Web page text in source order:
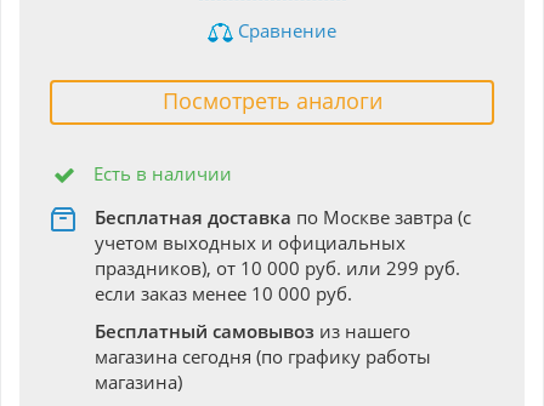
Сравнение
Посмотреть аналоги
Есть в наличии
Бесплатная доставка по Москве завтра (с
учетом выходных и официальных
праздников), от 10 000 руб. или 299 руб.
если заказ менее 10 000 руб.
Бесплатный самовывоз из нашего
магазина сегодня (по графику работы
магазина)